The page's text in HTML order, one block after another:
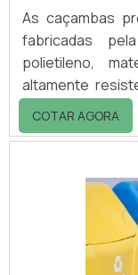
As caçambas
fabricadas
polietileno,
altamente
caçambas de
geral, o que
eficiente
02 giratórios e
diversas
mais?
COTAR AGORA